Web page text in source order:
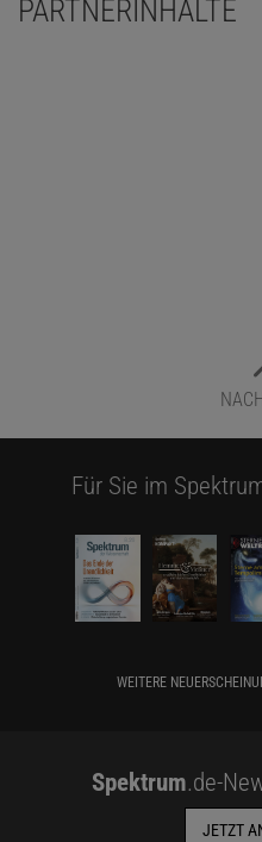
PARTNERINHALTE
Für Sie im
WEITERE
Spektrum.de-
JETZT